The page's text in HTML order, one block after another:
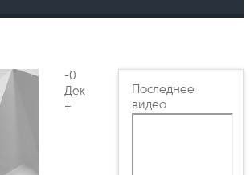
-0
Дек
+
Последнее
видео